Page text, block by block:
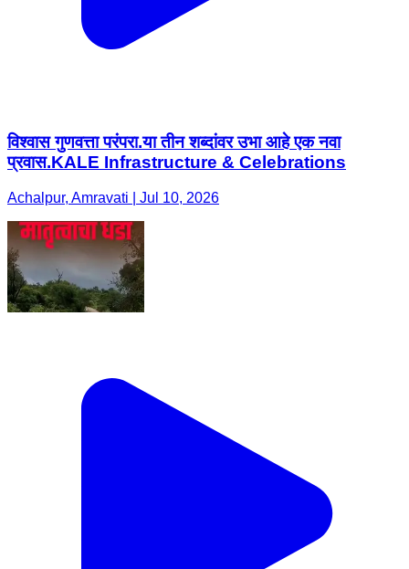
विश्वास गुणवत्ता परंपरा.या तीन शब्दांवर उभा आहे एक नवा
प्रवास.KALE Infrastructure & Celebrations
Achalpur, Amravati | Jul 10, 2026